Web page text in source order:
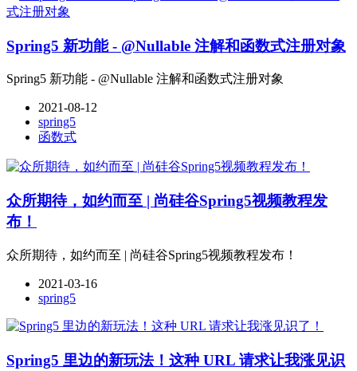
Spring5 新功能 - @Nullable 注解和函数式注册对象
Spring5 新功能 - @Nullable 注解和函数式注册对象
2021-08-12
spring5
函数式
众所期待，如约而至 | 尚硅谷Spring5视频教程发
布！
众所期待，如约而至 | 尚硅谷Spring5视频教程发布！
2021-03-16
spring5
Spring5 里边的新玩法！这种 URL 请求让我涨见识